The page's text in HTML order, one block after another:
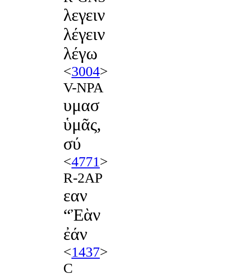
λεγειν
λέγειν
λέγω
<3004>
V-NPA
υμασ
ὑμᾶς,
σύ
<4771>
R-2AP
εαν
“Ἐὰν
ἐάν
<1437>
C